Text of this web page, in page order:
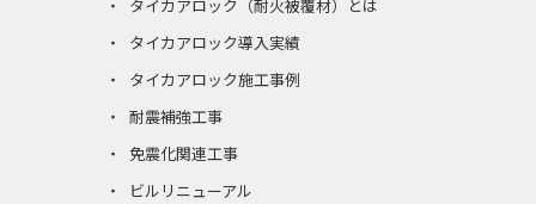
タイカアロック（耐火被覆材）とは
タイカアロック導入実績
タイカアロック施工事例
耐震補強工事
免震化関連工事
ビルリニューアル